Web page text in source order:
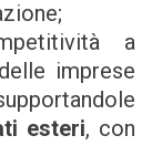
a
imprese
esteri, con